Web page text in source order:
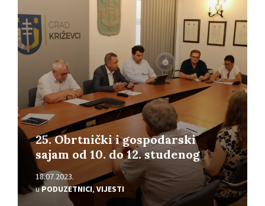
25. Obrtnički i gospodarski
sajam od 10. do 12. studenog
18.07.2023.
uPODUZETNICI, VIJESTI